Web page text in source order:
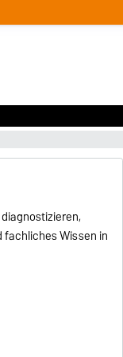
fachliches Wissen in